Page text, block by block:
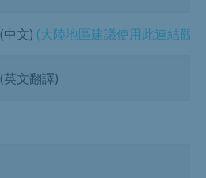
(中文) (大陸地區建議使用此連結觀
(英文翻譯)